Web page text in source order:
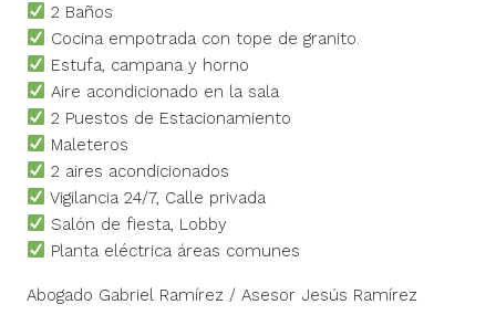
2 Baños
Cocina empotrada con tope de granito.
Estufa, campana y horno
Aire acondicionado en la sala
2 Puestos de Estacionamiento
Maleteros
2 aires acondicionados
Vigilancia 24/7, Calle privada
Salón de fiesta, Lobby
Planta eléctrica áreas comunes
Abogado Gabriel Ramírez / Asesor Jesús Ramírez